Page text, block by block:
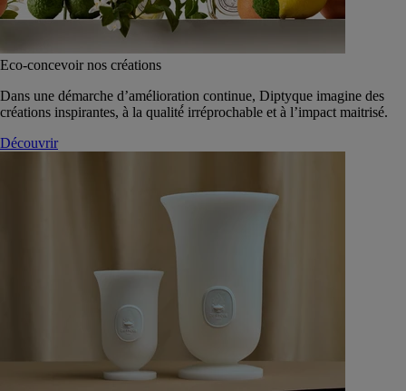
Eco-concevoir nos créations
Dans une démarche d’amélioration continue, Diptyque imagine des
créations inspirantes, à la qualité́ irréprochable et à l’impact maitrisé.
Découvrir